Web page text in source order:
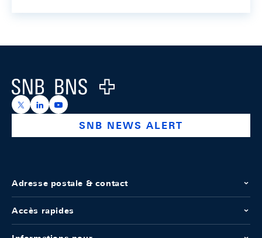
Logo
https://x.com/snb_bns
https://ch.linkedin.com/company/swiss-national-
https://www.youtube.com/@swissnationalbank
SNB NEWS ALERT
Adresse postale & contact
Accès rapides